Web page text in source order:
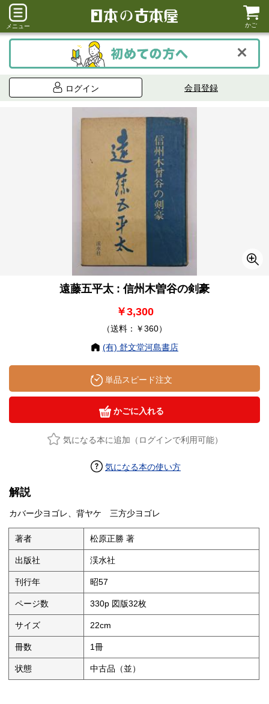
メニュー かご
ログイン 会員登録
遠藤五平太 : 信州木曽谷の剣豪
￥3,300
（送料：￥360）
(有) 舒文堂河島書店
単品スピード注文
かごに入れる
気になる本に追加（ログインで利用可能）
気になる本の使い方
解説
カバー少ヨゴレ、背ヤケ 三方少ヨゴレ
著者 松原正勝 著
出版社 渓水社
刊行年 昭57
ページ数 330p 図版32枚
サイズ 22cm
冊数 1冊
状態 中古品（並）